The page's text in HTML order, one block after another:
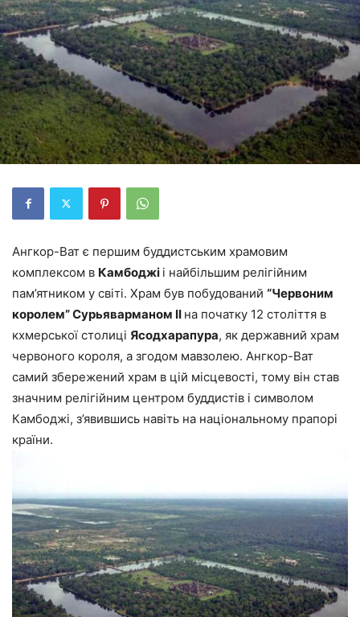
Ангкор-Ват є першим буддистським храмовим
комплексом в Камбоджі і найбільшим релігійним
пам’ятником у світі. Храм був побудований “Червоним
королем” Сурьяварманом II на початку 12 століття в
кхмерської столиці Ясодхарапура, як державний храм
червоного короля, а згодом мавзолею. Ангкор-Ват
самий збережений храм в цій місцевості, тому він став
значним релігійним центром буддистів і символом
Камбоджі, з’явившись навіть на національному прапорі
країни.